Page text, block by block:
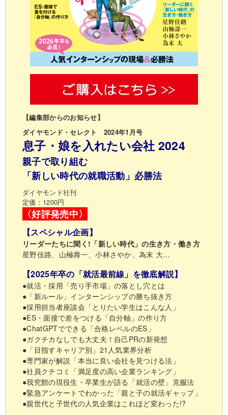
【編集部からのお知らせ】
ダイヤモンド・セレクト 2024年1月号
息子・娘を入れたい会社 2024
親子で取り組む
「新しい時代の就職活動」必勝法
ダイヤモンド社刊
定価：1200円
〈好評発売中〉
【スペシャル企画】
リーダーたちに聞く!「新しい時代」の生き方・働き方
星野佳路、山極壽一、小林さやか、為末 大…
【2025年卒の「就活最前線」を徹底解説】
●就活・採用「売り手市場」の落とし穴とは
●「新ルール」インターンシップの勝ち抜き方
●採用担当者座談会「とりたい学生はこんな人」
●ES・面接で差をつける「自分軸」の作り方
●ChatGPTでできる「合格レベルのES」
●ガクチカなしでも大丈夫！自己PRの新発想
●「目指すキャリア別」21人気業界分析
●専門家が解説「本当に良い会社を見つける法」
●社員クチコミ「満足度の高い企業ランキング」
●我究館の現役生・卒業生が語る「就活の壁」克服法
●緊急アンケートでわかった「親と子の就活ギャップ」
●親世代と子世代の人気企業はこれほど変わった!?